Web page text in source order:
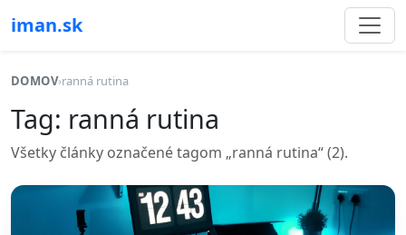
iman.sk
DOMOV›ranná rutina
Tag: ranná rutina
Všetky články označené tagom „ranná rutina“ (2).